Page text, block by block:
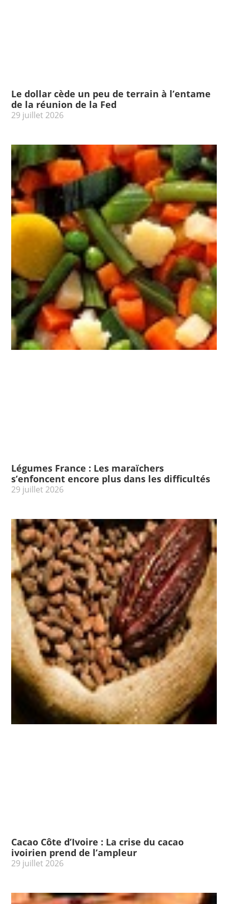
Le dollar cède un peu de terrain à l’entame
de la réunion de la Fed
29 juillet 2026
Légumes France : Les maraïchers
s’enfoncent encore plus dans les difficultés
29 juillet 2026
Cacao Côte d’Ivoire : La crise du cacao
ivoirien prend de l’ampleur
29 juillet 2026